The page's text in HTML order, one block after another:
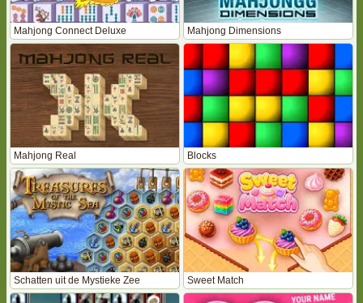
Mahjong Connect Deluxe Mahjong Dimensions
Mahjong Real Blocks
Schatten uit de Mystieke Zee Sweet Match